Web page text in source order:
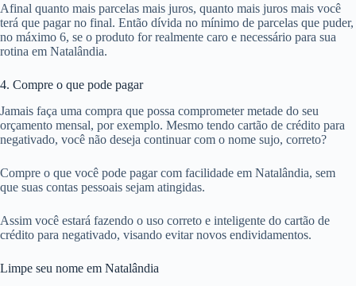
Afinal quanto mais parcelas mais juros, quanto mais juros mais você
terá que pagar no final. Então dívida no mínimo de parcelas que puder,
no máximo 6, se o produto for realmente caro e necessário para sua
rotina em Natalândia.
4. Compre o que pode pagar
Jamais faça uma compra que possa comprometer metade do seu
orçamento mensal, por exemplo. Mesmo tendo cartão de crédito para
negativado, você não deseja continuar com o nome sujo, correto?
Compre o que você pode pagar com facilidade em Natalândia, sem
que suas contas pessoais sejam atingidas.
Assim você estará fazendo o uso correto e inteligente do cartão de
crédito para negativado, visando evitar novos endividamentos.
Limpe seu nome em Natalândia